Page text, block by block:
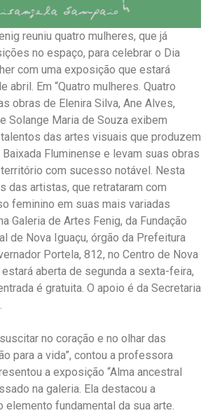
reuniu quatro mulheres, que já
no espaço, para celebrar o Dia
com uma exposição que estará
abril. Em “Quatro mulheres. Quatro
obras de Elenira Silva, Ane Alves,
Solange Maria de Souza exibem
das artes visuais que produzem
Fluminense e levam suas obras
com sucesso notável. Nesta
das artistas, que retrataram com
feminino em suas mais variadas
Galeria de Artes Fenig, da Fundação
de Nova Iguaçu, órgão da Prefeitura
Portela, 812, no Centro de Nova
aberta de segunda a sexta-feira,
é gratuita. O apoio é da Secretaria
no coração e no olhar das
para a vida”, contou a professora
a exposição “Alma ancestral
na galeria. Ela destacou a
fundamental da sua arte.